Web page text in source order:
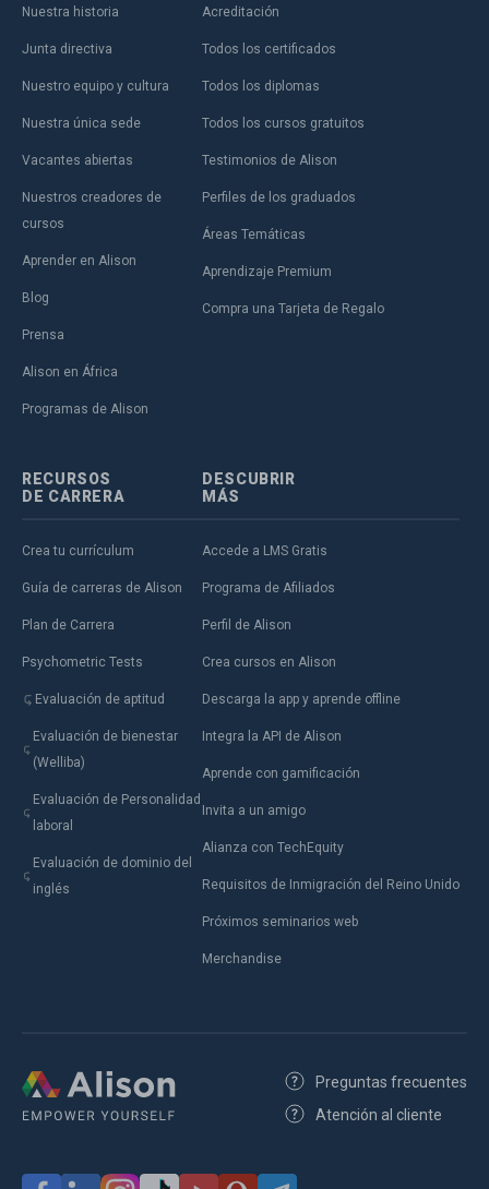
Nuestra historia
Junta directiva
Nuestro equipo y cultura
Nuestra única sede
Vacantes abiertas
Nuestros creadores de
cursos
Aprender en Alison
Blog
Prensa
Alison en África
Programas de Alison
Acreditación
Todos los certificados
Todos los diplomas
Todos los cursos gratuitos
Testimonios de Alison
Perfiles de los graduados
Áreas Temáticas
Aprendizaje Premium
Compra una Tarjeta de Regalo
RECURSOS
DE CARRERA
Crea tu currículum
Guía de carreras de Alison
Plan de Carrera
Psychometric Tests
Evaluación de aptitud
Evaluación de bienestar
(Welliba)
Evaluación de Personalidad
laboral
Evaluación de dominio del
inglés
DESCUBRIR
MÁS
Accede a LMS Gratis
Programa de Afiliados
Perfil de Alison
Crea cursos en Alison
Descarga la app y aprende offline
Integra la API de Alison
Aprende con gamificación
Invita a un amigo
Alianza con TechEquity
Requisitos de Inmigración del Reino Unido
Próximos seminarios web
Merchandise
Preguntas frecuentes
Atención al cliente